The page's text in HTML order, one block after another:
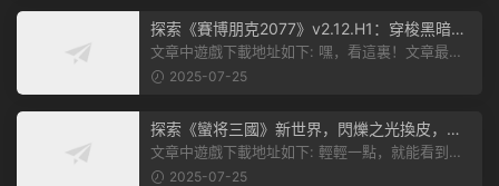
探索《賽博朋克2077》v2.12.H1：穿梭黑暗都
市，感受未來世界的震撼
文章中遊戲下載地址如下: 嘿，看這裏！文章最後
有個圖片，點一下就能加入我們的...
2025-07-25
探索《蠻将三國》新世界，閃爍之光換皮，共
赴手遊盛宴！
文章中遊戲下載地址如下: 輕輕一點，就能看到原
文。 滑動一下屏幕，就能看到...
2025-07-25